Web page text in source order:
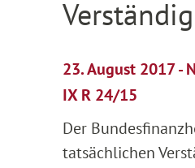
23. August 2017 -
IX R 24/15
Der
tatsächlichen